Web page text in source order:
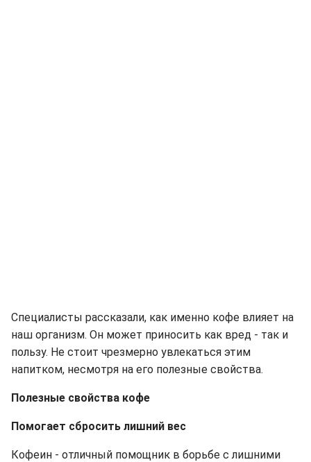
Специалисты рассказали, как именно кофе влияет на
наш организм. Он может приносить как вред - так и
пользу. Не стоит чрезмерно увлекаться этим
напитком, несмотря на его полезные свойства.
Полезные свойства кофе
Помогает сбросить лишний вес
Кофеин - отличный помощник в борьбе с лишними